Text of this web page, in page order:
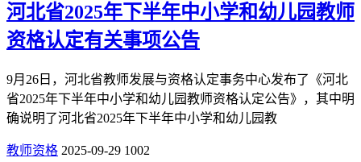
河北省2025年下半年中小学和幼儿园教师
资格认定有关事项公告
9月26日，河北省教师发展与资格认定事务中心发布了《河北
省2025年下半年中小学和幼儿园教师资格认定公告》，其中明
确说明了河北省2025年下半年中小学和幼儿园教
教师资格 2025-09-29 1002